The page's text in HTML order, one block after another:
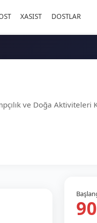
XASIST DOSTLAR
ve Doğa Aktiviteleri